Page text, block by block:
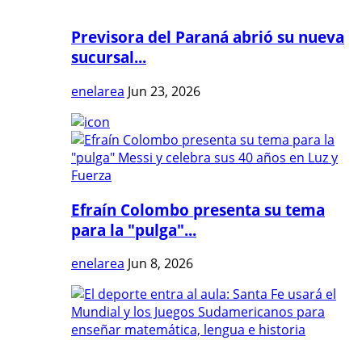
Previsora del Paraná abrió su nueva
sucursal...
enelarea Jun 23, 2026
Efraín Colombo presenta su tema
para la "pulga"...
enelarea Jun 8, 2026